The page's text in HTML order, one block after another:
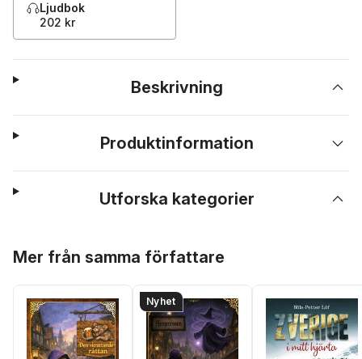
Ljudbok
202 kr
Beskrivning
Produktinformation
Utforska kategorier
Mer från samma författare
Nyhet